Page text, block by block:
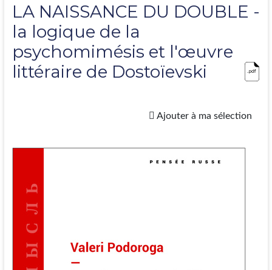
LA NAISSANCE DU DOUBLE -
la logique de la
psychomimésis et l'œuvre
littéraire de Dostoïevski
Ajouter à ma sélection